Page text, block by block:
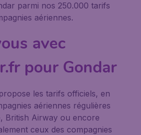
parmi nos 250.000 tarifs
aériennes.
avec
pour Gondar
les tarifs officiels, en
aériennes régulières
British Airway ou encore
ceux des compagnies